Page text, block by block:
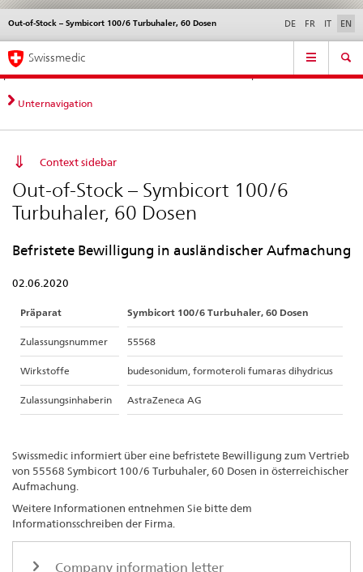
Direct
navigation:
news,
legal
contact
News &
standards
Contact | Support &
Help
Out-of-Stock – Symbicort 100/6 Turbuhaler, 60 Dosen
Languages DE FR IT EN
Service
Main
Navigation
Swissmedic
Unternavigation
Context sidebar
Out-of-Stock – Symbicort 100/6
Turbuhaler, 60 Dosen
Befristete Bewilligung in ausländischer Aufmachung
02.06.2020
Präparat Symbicort 100/6 Turbuhaler, 60 Dosen
Zulassungsnummer 55568
Wirkstoffe budesonidum, formoteroli fumaras dihydricus
Zulassungsinhaberin AstraZeneca AG
Swissmedic informiert über eine befristete Bewilligung zum Vertrieb
von 55568 Symbicort 100/6 Turbuhaler, 60 Dosen in österreichischer
Aufmachung.
Weitere Informationen entnehmen Sie bitte dem
Informationsschreiben der Firma.
Company information letter